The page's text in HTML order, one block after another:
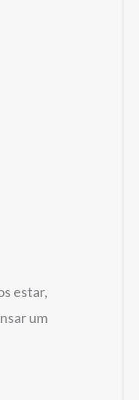
estar,
um